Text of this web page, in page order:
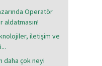
Operatör
aldatmasın!
iletişim ve
daha çok neyi